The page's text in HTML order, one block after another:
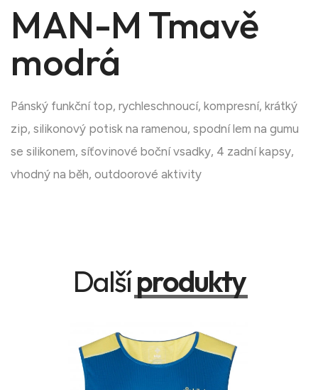
MAN-M Tmavě
modrá
Pánský funkční top, rychleschnoucí, kompresní, krátký
zip, silikonový potisk na ramenou, spodní lem na gumu
se silikonem, síťovinové boční vsadky, 4 zadní kapsy,
vhodný na běh, outdoorové aktivity
Dalšíprodukty